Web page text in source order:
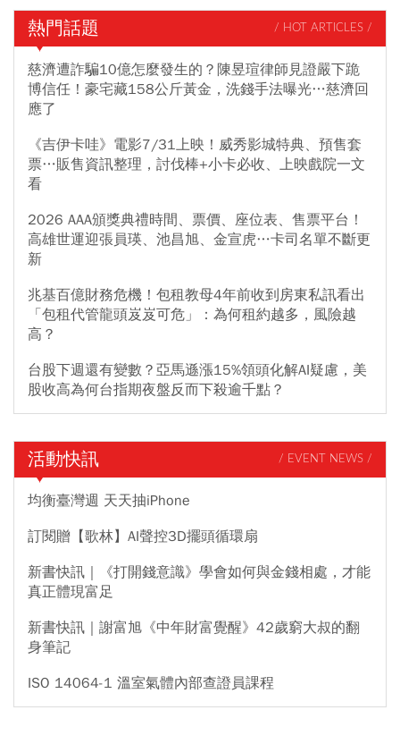
熱門話題 / HOT ARTICLES /
慈濟遭詐騙10億怎麼發生的？陳昱瑄律師見證嚴下跪
博信任！豪宅藏158公斤黃金，洗錢手法曝光…慈濟回
應了
《吉伊卡哇》電影7/31上映！威秀影城特典、預售套
票…販售資訊整理，討伐棒+小卡必收、上映戲院一文
看
2026 AAA頒獎典禮時間、票價、座位表、售票平台！
高雄世運迎張員瑛、池昌旭、金宣虎…卡司名單不斷更
新
兆基百億財務危機！包租教母4年前收到房東私訊看出
「包租代管龍頭岌岌可危」：為何租約越多，風險越
高？
台股下週還有變數？亞馬遜漲15%領頭化解AI疑慮，美
股收高為何台指期夜盤反而下殺逾千點？
活動快訊 / EVENT NEWS /
均衡臺灣週 天天抽iPhone
訂閱贈【歌林】AI聲控3D擺頭循環扇
新書快訊｜《打開錢意識》學會如何與金錢相處，才能
真正體現富足
新書快訊｜謝富旭《中年財富覺醒》42歲窮大叔的翻
身筆記
ISO 14064-1 溫室氣體內部查證員課程